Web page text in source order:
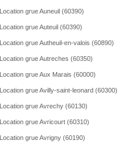
Location grue Auneuil (60390)
Location grue Auteuil (60390)
Location grue Autheuil-en-valois (60890)
Location grue Autreches (60350)
Location grue Aux Marais (60000)
Location grue Avilly-saint-leonard (60300)
Location grue Avrechy (60130)
Location grue Avricourt (60310)
Location grue Avrigny (60190)